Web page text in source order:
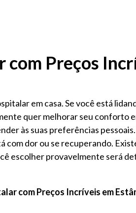
Preços
em casa. Se você está
quer melhorar seu conforto
às suas preferências
dor ou se recuperando.
escolher provavelmente será
com Preços Incríveis em